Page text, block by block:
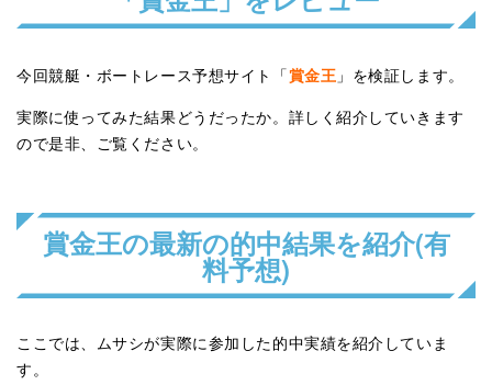
今回競艇・ボートレース予想サイト「 賞金王 」を検証します。
実際に使ってみた結果どうだったか。詳しく紹介していきます
ので是非、ご覧ください。
賞金王の最新の的中結果を紹介(有
料予想)
ここでは、ムサシが実際に参加した的中実績を紹介していま
す。